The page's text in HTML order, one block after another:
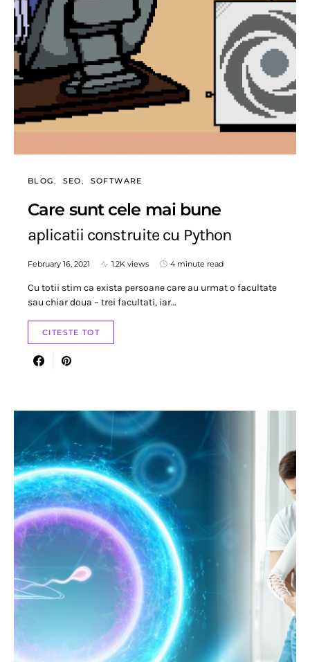
BLOG SEO SOFTWARE
Care sunt cele mai bune
aplicatii construite cu Python
February 16, 2021 1.2K views 4 minute read
Cu totii stim ca exista persoane care au urmat o facultate
sau chiar doua – trei facultati, iar…
CITESTE TOT